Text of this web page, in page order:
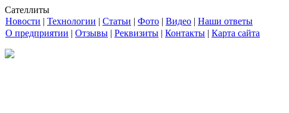
Сателлиты
Новости | Технологии | Статьи | Фото | Видео | Наши ответы
О предприятии | Отзывы | Реквизиты | Контакты | Карта сайта